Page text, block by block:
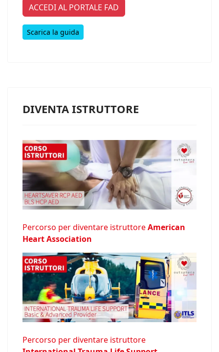
ACCEDI AL PORTALE FAD
Scarica la guida
DIVENTA ISTRUTTORE
Percorso per diventare istruttoreAmerican
Heart Association
Percorso per diventare istruttore